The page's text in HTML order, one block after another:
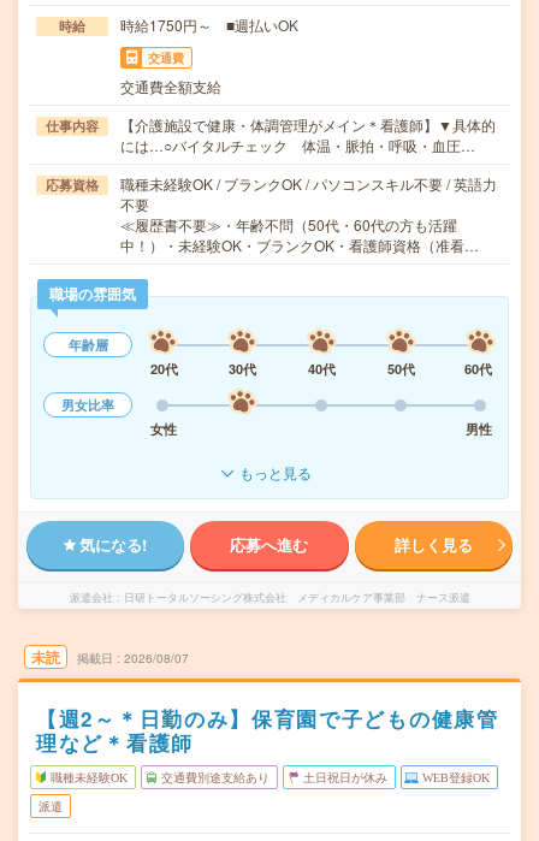
時給 時給1750円～ ■週払いOK
交通費
交通費全額支給
仕事内容
【介護施設で健康・体調管理がメイン＊看護師】▼具体的
には…○バイタルチェック 体温・脈拍・呼吸・血圧…
応募資格
職種未経験OK / ブランクOK / パソコンスキル不要 / 英語力
不要
≪履歴書不要≫・年齢不問（50代・60代の方も活躍
中！）・未経験OK・ブランクOK・看護師資格（准看…
職場の雰囲気
年齢層
20代
30代 40代 50代
60代
男女比率
女性
男性
もっと見る
気になる! 応募へ進む 詳しく見る
派遣会社 日研トータルソーシング株式会社 メディカルケア事業部 ナース派遣
未読 掲載日 2026/08/07
【週2～＊日勤のみ】保育園で子どもの健康管
理など＊看護師
職種未経験OK 交通費別途支給あり 土日祝日が休み WEB登録OK
派遣